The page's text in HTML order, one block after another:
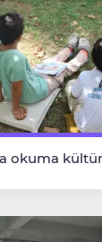
okuma